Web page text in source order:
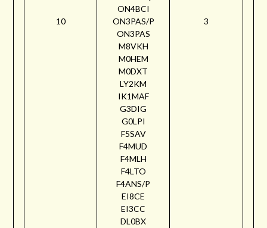
10
ON4BCI
ON3PAS/P
ON3PAS
M8VKH
M0HEM
M0DXT
LY2KM
IK1MAF
G3DIG
G0LPI
F5SAV
F4MUD
F4MLH
F4LTO
F4ANS/P
EI8CE
EI3CC
DL0BX
3